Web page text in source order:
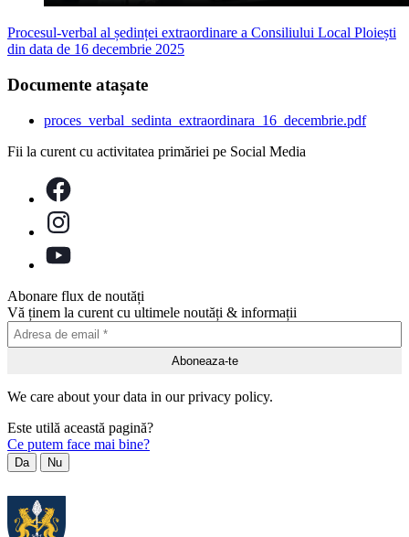
Procesul-verbal al ședinței extraordinare a Consiliului Local Ploiești
din data de 16 decembrie 2025
Documente atașate
proces_verbal_sedinta_extraordinara_16_decembrie.pdf
Fii la curent cu activitatea primăriei pe Social Media
Abonare flux de noutăți
Vă ținem la curent cu ultimele noutăți & informații
We care about your data in our privacy policy.
Este utilă această pagină?
Ce putem face mai bine?
Da Nu